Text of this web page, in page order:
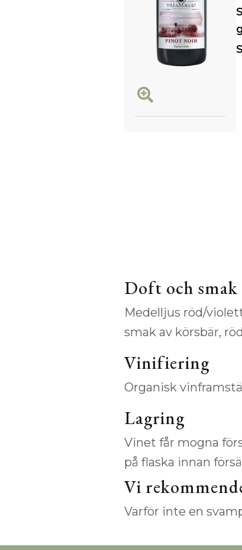
Doft och smak
Medelljus röd/
smak av körsbär,
Vinifiering
Organisk
Lagring
Vinet får mogna
på flaska innan
Vi
Varför inte en